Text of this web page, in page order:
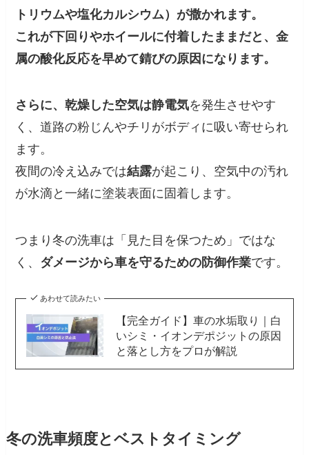
トリウムや塩化カルシウム）が撒かれます。
これが下回りやホイールに付着したままだと、金
属の酸化反応を早めて錆びの原因になります。
さらに、乾燥した空気は静電気を発生させやす
く、道路の粉じんやチリがボディに吸い寄せられ
ます。
夜間の冷え込みでは結露が起こり、空気中の汚れ
が水滴と一緒に塗装表面に固着します。
つまり冬の洗車は「見た目を保つため」ではな
く、 ダメージから車を守るための防御作業です。
あわせて読みたい
【完全ガイド】車の水垢取り｜白
いシミ・イオンデポジットの原因
と落とし方をプロが解説
冬の洗車頻度とベストタイミング